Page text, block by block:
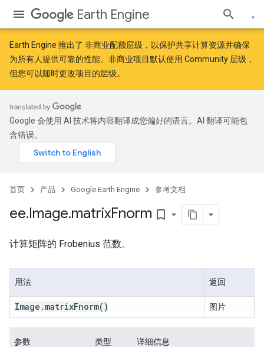
Earth Engine
Earth Engine 推出了 非商业配额层级 ，以保护共享计算资源并确保
为所有人提供可靠的性能。非商业项目默认使用 Community 层级，
但您可以随时更改项目的层级。
Google 会使用 AI 技术将内容翻译成您偏好的语言。AI 翻译可能包
含错误。
首页 产品 Google Earth Engine 参考文档
ee.Image.matrixFnorm bookmark_border
计算矩阵的 Frobenius 范数。
用法 返回
Image . matrixFnorm() 图片
参数 类型 详细信息